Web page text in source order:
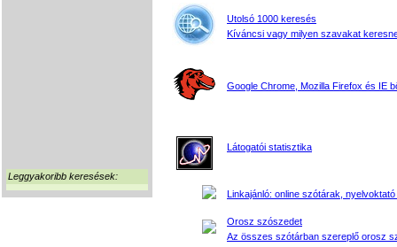
Leggyakoribb keresések:
Utolsó 1000 keresés
Kíváncsi vagy milyen szavakat
Google Chrome, Mozilla Firefox és IE
Látogatói statisztika
Linkajánló: online szótárak, nyelvoktató
Orosz szószedet
Az összes szótárban szereplő orosz